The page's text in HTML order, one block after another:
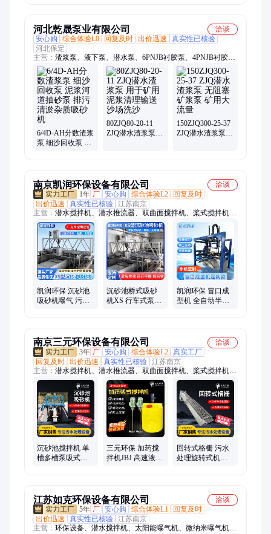
河北乾晟泵业有限公司
洽谈
安心购
综合体验L0 回复及时 出价迅速
真实性已核验
河北保定
主营： 渣浆泵、液下泵、潜水泵、6PNJB衬胶泵、4PNJB衬胶
泵、2PNJB衬胶泵、卧式耐酸碱衬胶泵、卧式衬胶泵、矿用渣浆
泵、大流量液下渣浆泵、潜水排污泵、深井泵、井用潜水电泵、
不锈钢深井泵、直流潜水泵、长轴深井泵、中小型发动机泵、冷
热水长轴深井泵、PN PNL泥浆泵、污水泵、AH分数渣浆泵、细
沙回收泵、AH型渣浆泵、分数渣浆泵、ZJQ潜水渣浆泵
6/4D-AH分数渣浆
泵 细沙回收泵 泥
80ZJQ80-20-11
ZJQ潜水渣浆泵
150ZJQ300-25-37
ZJQ潜水渣浆泵
南京凯润环保设备有限公司
洽谈
1年 厂 安心购 综合体验L2
回复及时
出价迅速
真实性已核验 江苏南京
主营： 潜水搅拌机、潜水推流器、双曲面搅拌机、桨式搅拌机、
框式搅拌机、立式水翼搅拌机、污泥回流穿墙泵、加药搅拌机、
回转耙式格栅除污机、回转式格栅除污机、安装系统、潜水离心
曝气机、潜水射流曝气机、潜水搅拌机叶轮、潜水搅拌机导流
罩、潜水推流器叶桨、推流式搅拌曝气机、双曲面搅拌机叶轮、
旋转式滗水器、螺旋压榨机、砂水分离器、旋流沉砂器、管道混
合器
凯润环保 沉砂池
吸砂机曝气 污水
沉砂池桥式吸砂
机XS 行车式泵吸
凯润环保 冒口成
型机 全自动半自
南京三元环保设备有限公司
洽谈
3年 厂 安心购 综合体验L2 真实工厂
回复及时 出价迅速 真实性已核验 江苏南京
主营： 潜水搅拌机、潜水推流器、双曲面搅拌机、桨式搅拌机、
框式搅拌机、污泥回流穿墙泵、回转式格栅除污机、回转耙式格
栅除污机、钢丝绳牵引式格栅除污机、管道混合器、刮吸泥机、
旋转式滗水器、砂水分离器、旋流沉砂器、离心曝气机、射流曝
气机、无轴螺旋输送机、沉砂池吸砂机
沉砂池搅拌机 单
槽多槽泵吸式吸
三元环保 加药搅
拌机JBJ 高速液下
回转式格栅 污水
处理旋转式机械
江苏如克环保设备有限公司
洽谈
5年 厂 安心购 综合体验L1
回复及时
出价迅速
真实性已核验 江苏南京
主营： 环保设备、潜水搅拌机、太阳能曝气机、微纳米曝气机、